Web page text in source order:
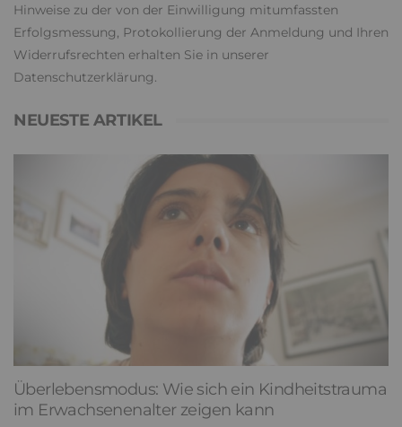
Hinweise zu der von der Einwilligung mitumfassten
Erfolgsmessung, Protokollierung der Anmeldung und Ihren
Widerrufsrechten erhalten Sie in unserer
Datenschutzerklärung
NEUESTE ARTIKEL
Überlebensmodus: Wie sich ein Kindheitstrauma
im Erwachsenenalter zeigen kann